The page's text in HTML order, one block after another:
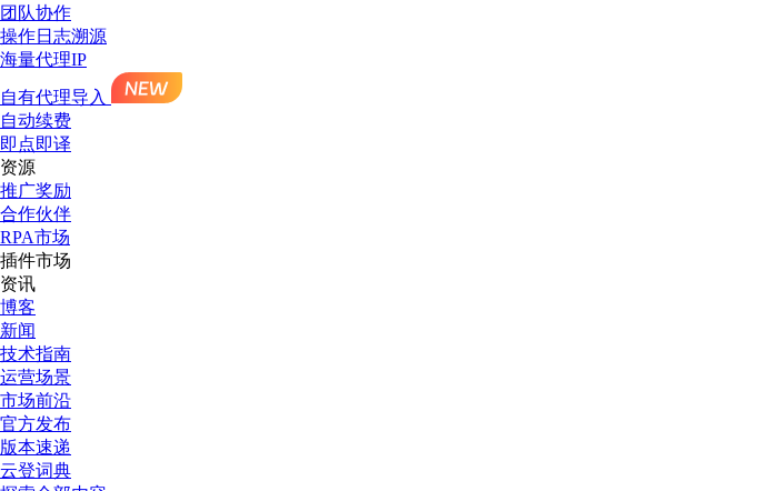
团队协作
操作日志溯源
海量代理IP
自有代理导入
自动续费
即点即译
资源
推广奖励
合作伙伴
RPA市场
插件市场
资讯
博客
新闻
技术指南
运营场景
市场前沿
官方发布
版本速递
云登词典